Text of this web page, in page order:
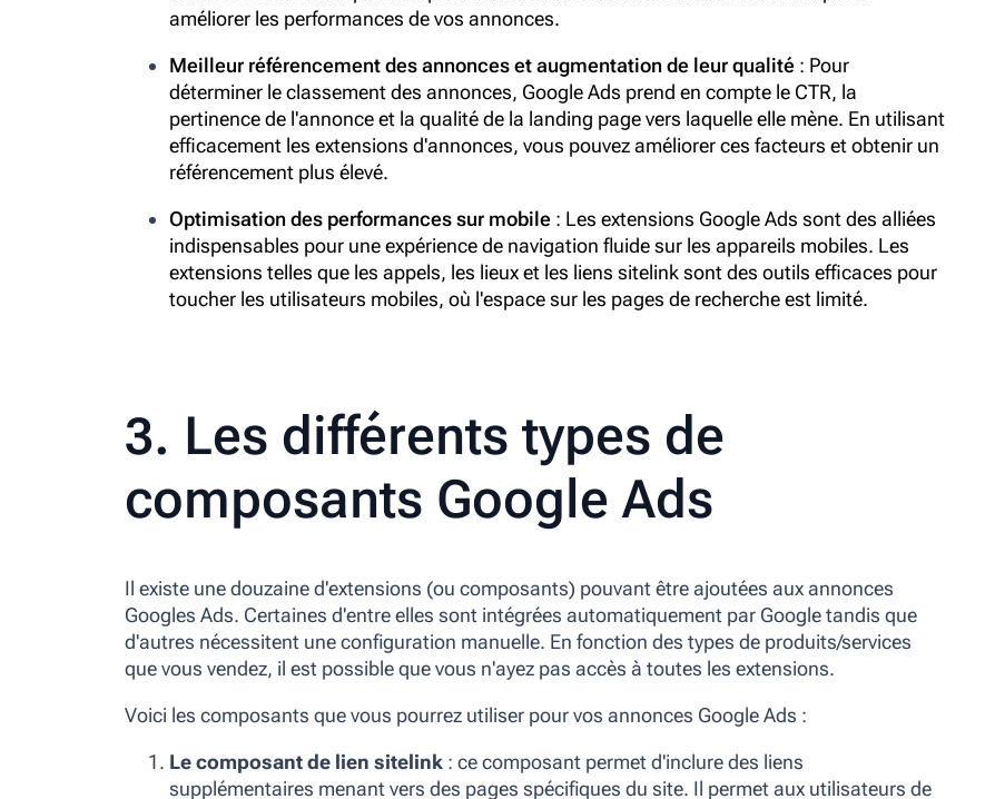
améliorer les performances de vos annonces.
Meilleur référencement des annonces et augmentation de leur qualité : Pour
déterminer le classement des annonces, Google Ads prend en compte le CTR, la
pertinence de l'annonce et la qualité de la landing page vers laquelle elle mène. En utilisant
efficacement les extensions d'annonces, vous pouvez améliorer ces facteurs et obtenir un
référencement plus élevé.
Optimisation des performances sur mobile : Les extensions Google Ads sont des alliées
indispensables pour une expérience de navigation fluide sur les appareils mobiles. Les
extensions telles que les appels, les lieux et les liens sitelink sont des outils efficaces pour
toucher les utilisateurs mobiles, où l'espace sur les pages de recherche est limité.
3. Les différents types de
composants Google Ads
Il existe une douzaine d'extensions (ou composants) pouvant être ajoutées aux annonces
Googles Ads. Certaines d'entre elles sont intégrées automatiquement par Google tandis que
d'autres nécessitent une configuration manuelle. En fonction des types de produits/services
que vous vendez, il est possible que vous n'ayez pas accès à toutes les extensions.
Voici les composants que vous pourrez utiliser pour vos annonces Google Ads :
Le composant de lien sitelink : ce composant permet d'inclure des liens
supplémentaires menant vers des pages spécifiques du site. Il permet aux utilisateurs de